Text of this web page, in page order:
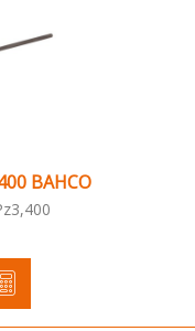
BAHCO